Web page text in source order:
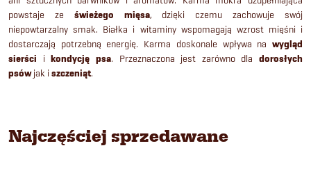
powstaje ze świeżego mięsa, dzięki czemu zachowuje swój
niepowtarzalny smak. Białka i witaminy wspomagają wzrost mięśni i
dostarczają potrzebną energię. Karma doskonale wpływa na wygląd
sierści ikondycję psa. Przeznaczona jest zarówno dla dorosłych
psówjak i szczeniąt.
Najczęściej sprzedawane